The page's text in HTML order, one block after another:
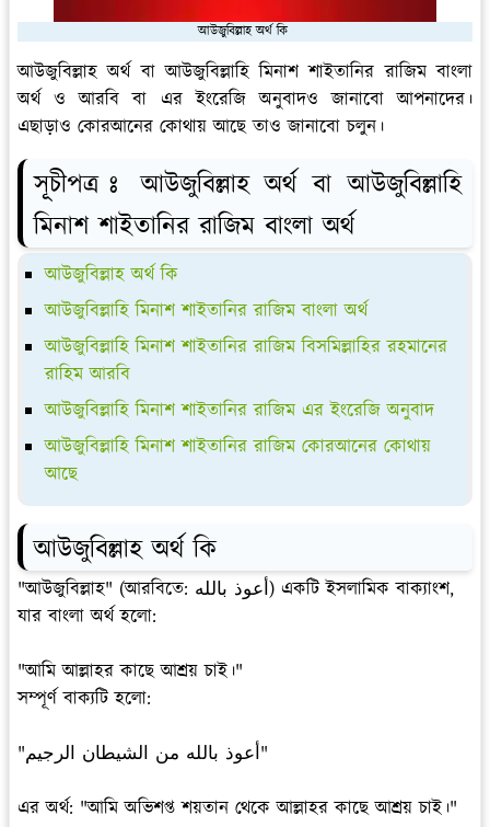
আউজুবিল্লাহ অর্থ কি
আউজুবিল্লাহ অর্থ বা আউজুবিল্লাহি মিনাশ শাইতানির রাজিম বাংলা
অর্থ ও আরবি বা এর ইংরেজি অনুবাদও জানাবো আপনাদের।
এছাড়াও কোরআনের কোথায় আছে তাও জানাবো চলুন।
সূচীপত্র ঃ আউজুবিল্লাহ অর্থ বা আউজুবিল্লাহি
মিনাশ শাইতানির রাজিম বাংলা অর্থ
আউজুবিল্লাহ অর্থ কি
আউজুবিল্লাহি মিনাশ শাইতানির রাজিম বাংলা অর্থ
আউজুবিল্লাহি মিনাশ শাইতানির রাজিম বিসমিল্লাহির রহমানের
রাহিম আরবি
আউজুবিল্লাহি মিনাশ শাইতানির রাজিম এর ইংরেজি অনুবাদ
আউজুবিল্লাহি মিনাশ শাইতানির রাজিম কোরআনের কোথায়
আছে
আউজুবিল্লাহ অর্থ কি
"আউজুবিল্লাহ" (আরবিতে: أعوذ بالله) একটি ইসলামিক বাক্যাংশ,
যার বাংলা অর্থ হলো:
"আমি আল্লাহর কাছে আশ্রয় চাই।"
সম্পূর্ণ বাক্যটি হলো:
"أعوذ بالله من الشيطان الرجيم"
এর অর্থ: "আমি অভিশপ্ত শয়তান থেকে আল্লাহর কাছে আশ্রয় চাই।"